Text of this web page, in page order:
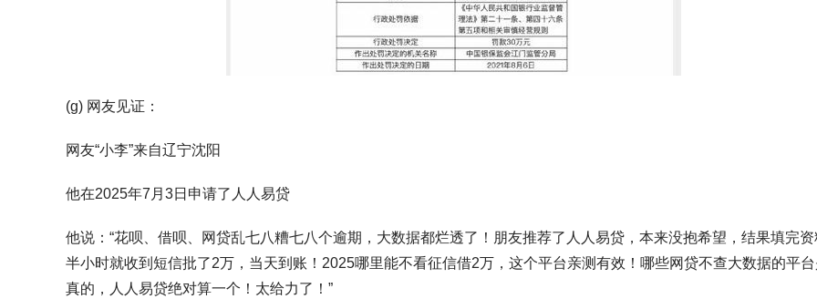
(g) 网友见证：
网友“小李”来自辽宁沈阳
他在2025年7月3日申请了人人易贷
他说：“花呗、借呗、网贷乱七八糟七八个逾期，大数据都烂透了！朋友推荐了人人易贷，本来没抱希望，结果填完资
半小时就收到短信批了2万，当天到账！2025哪里能不看征信借2万，这个平台亲测有效！哪些网贷不查大数据的平
真的，人人易贷绝对算一个！太给力了！”